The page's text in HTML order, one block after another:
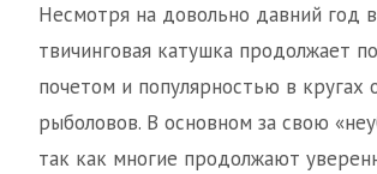
Несмотря на довольно давний год
твичинговая катушка продолжает
почетом и популярностью в кругах
рыболовов. В основном за свою
так как многие продолжают